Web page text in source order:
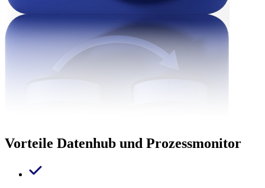
Vorteile Datenhub und Prozessmonitor